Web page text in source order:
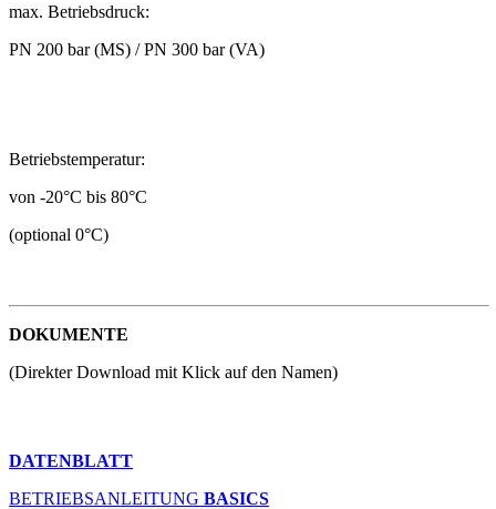
max. Betriebsdruck:
PN 200 bar (MS) / PN 300 bar (VA)
Betriebstemperatur:
von -20°C bis 80°C
(optional 0°C)
DOKUMENTE
(Direkter Download mit Klick auf den Namen)
DATENBLATT
BETRIEBSANLEITUNG BASICS